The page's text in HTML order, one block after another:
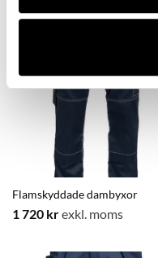
Flamskyddade dambyxor
1 720 krexkl. moms